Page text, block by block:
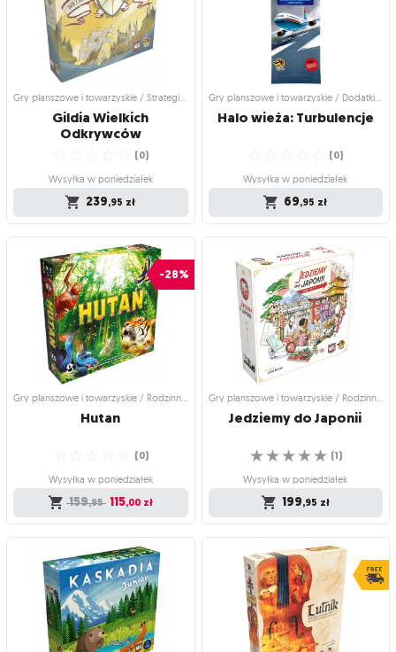
Wystąpcie, półbogowie!
☆
☆
☆
☆
☆ (0
Wysyłka w poniedziałek
269,95
Królewski bankiet pełen intryg
☆
☆
☆
☆
Wysyłka w poniedziałek
119 ,95 zł
Gry planszowe i towarzyskie / Strategiczne gry planszowe
Gildia Wielkich
Odkrywców
(0)
Wysyłka w poniedziałek
239,95 zł
Gry planszowe i towarzyskie /
Strategiczne gry planszowe
Gildia Wielkich
Odkrywców
Wyrusz w wielką podróż!
☆
☆
☆
☆
☆ (0)
Wysyłka w poniedziałek
239
Gry planszowe i towarzyskie / Dodatki do gier
Halowieża: Turbulencje
(0)
Wysyłka w poniedziałek
69,95 zł
Gry planszowe i towarzyskie / Dodatki
do gier
Halo wieża: Turbulencje
Manewry w ekstremalnych
warunkach!
☆
☆
☆
☆
☆ (0)
Wysyłka w poniedziałek
-28%
Gry planszowe i towarzyskie / Rodzinne gry planszowe
Hutan
(0)
Wysyłka w poniedziałek
159,95 115,00 zł
Gry planszowe i towarzyskie /
Rodzinne gry planszowe
Hutan
Gra, która rozkwitnie na Twoim stole
☆
☆
☆
☆
☆ (0)
Wysyłka w poniedziałek
Gry planszowe i towarzyskie / Rodzinne gry planszowe
JedziemydoJaponii
☆
☆
☆
☆
☆ (1)
Wysyłka w poniedziałek
199,95 zł
Gry planszowe i towarzyskie /
Rodzinne gry planszowe
Jedziemy do Japonii
Przeżyj przygodę życia!
☆
☆
☆
☆
☆ (
Wysyłka w poniedziałek